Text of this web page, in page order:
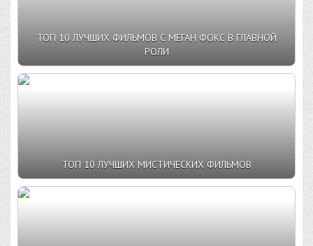
ТОП 10 ЛУЧШИХ ФИЛЬМОВ С МЕГАН ФОКС В ГЛАВНОЙ
РОЛИ
ТОП 10 ЛУЧШИХ МИСТИЧЕСКИХ ФИЛЬМОВ